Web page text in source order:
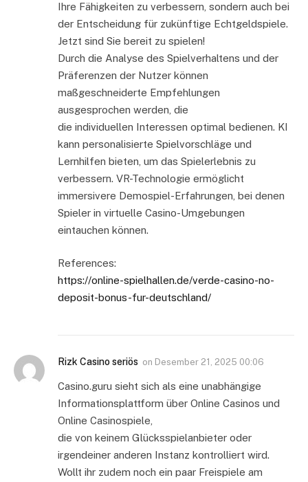
Ihre Fähigkeiten zu verbessern, sondern auch bei
der Entscheidung für zukünftige Echtgeldspiele.
Jetzt sind Sie bereit zu spielen!
Durch die Analyse des Spielverhaltens und der
Präferenzen der Nutzer können
maßgeschneiderte Empfehlungen
ausgesprochen werden, die
die individuellen Interessen optimal bedienen. KI
kann personalisierte Spielvorschläge und
Lernhilfen bieten, um das Spielerlebnis zu
verbessern. VR-Technologie ermöglicht
immersivere Demospiel-Erfahrungen, bei denen
Spieler in virtuelle Casino-Umgebungen
eintauchen können.
References:
https://online-spielhallen.de/verde-casino-no-
deposit-bonus-fur-deutschland/
Rizk Casino seriös on Desember 21, 2025 00:06
Casino.guru sieht sich als eine unabhängige
Informationsplattform über Online Casinos und
Online Casinospiele,
die von keinem Glücksspielanbieter oder
irgendeiner anderen Instanz kontrolliert wird.
Wollt ihr zudem noch ein paar Freispiele am